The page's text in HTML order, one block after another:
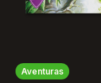
Aventuras